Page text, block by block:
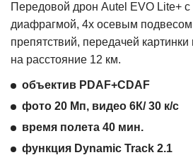
Передовой дрон Autel EVO Lite+ с
диафрагмой, 4х осевым
препятствий, передачей
на расстояние 12 км.
объектив PDAF+CDAF
фото 20 Мп, видео 6К/ 30 к/с
время полета 40 мин.
функция Dynamic Track 2.1